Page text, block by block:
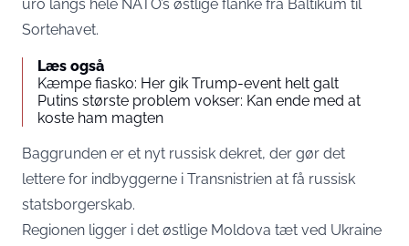
uro langs hele NATO’s østlige flanke fra Baltikum til
Sortehavet.
Læs også
Kæmpe fiasko: Her gik Trump-event helt galt
Putins største problem vokser: Kan ende med at
koste ham magten
Baggrunden er et nyt russisk dekret, der gør det
lettere for indbyggerne i Transnistrien at få russisk
statsborgerskab.
Regionen ligger i det østlige Moldova tæt ved Ukraine